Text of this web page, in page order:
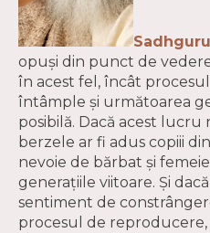
Sadhguru
opuși din punct de
în acest fel, încât
întâmple și următoarea
posibilă. Dacă acest lucru
berzele ar fi adus copiii
nevoie de bărbat și
generațiile viitoare. Și
sentiment de
procesul de reproducere,